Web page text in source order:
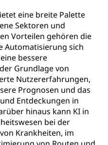
eine breite Palette
Sektoren und
Vorteilen gehören die
Automatisierung sich
bessere
Grundlage von
Nutzererfahrungen,
Prognosen und das
Entdeckungen in
hinaus kann KI in
bei der
Krankheiten, im